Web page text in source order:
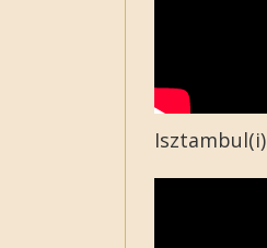
Isztambul(i)